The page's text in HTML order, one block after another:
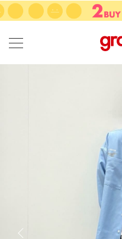
カテゴリーから探す
カテゴリ
サイズ